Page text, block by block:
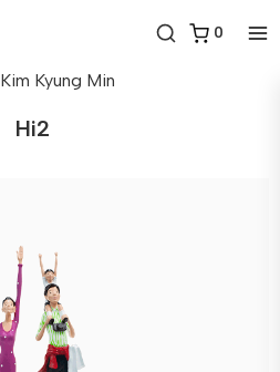
0
Kim Kyung Min
Hi2